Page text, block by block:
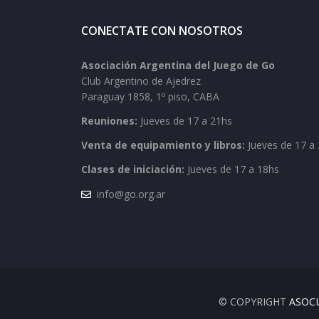
CONECTATE CON NOSOTROS
Asociación Argentina del Juego de Go
Club Argentino de Ajedrez
Paraguay 1858, 1º piso, CABA
Reuniones: Jueves de 17 a 21hs
Venta de equipamiento y libros: Jueves de 17
Clases de iniciación: Jueves de 17 a 18hs
info@go.org.ar
© COPYRIGHT